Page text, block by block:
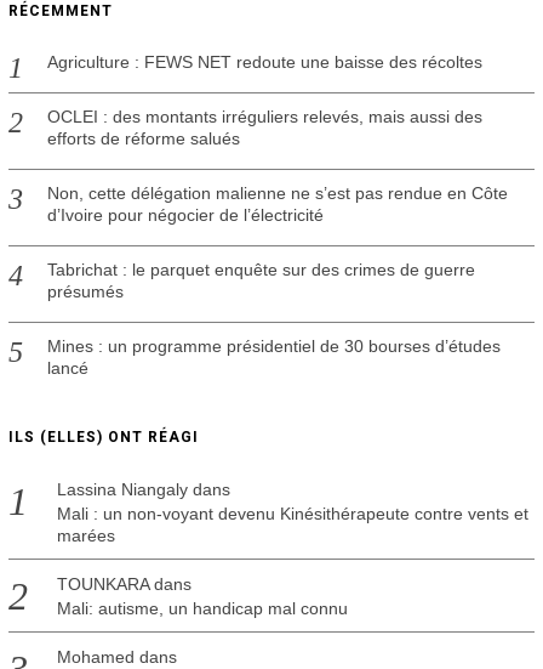
RÉCEMMENT
Agriculture : FEWS NET redoute une baisse des récoltes
OCLEI : des montants irréguliers relevés, mais aussi des
efforts de réforme salués
Non, cette délégation malienne ne s’est pas rendue en Côte
d’Ivoire pour négocier de l’électricité
Tabrichat : le parquet enquête sur des crimes de guerre
présumés
Mines : un programme présidentiel de 30 bourses d’études
lancé
ILS (ELLES) ONT RÉAGI
Lassina Niangalydans
Mali : un non-voyant devenu Kinésithérapeute contre vents et
marées
TOUNKARAdans
Mali: autisme, un handicap mal connu
Mohamed dans